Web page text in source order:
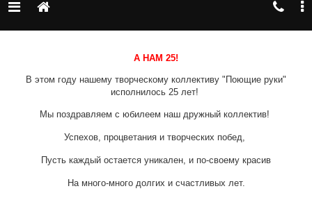
А НАМ 25!
В этом году нашему творческому коллективу "Поющие руки"
исполнилось 25 лет!
Мы поздравляем с юбилеем наш дружный коллектив!
Успехов, процветания и творческих побед,
Пусть каждый остается уникален, и по-своему красив
На много-много долгих и счастливых лет.